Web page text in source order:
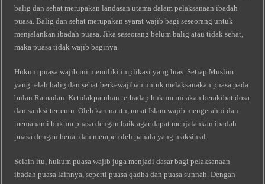
balig dan sehat merupakan landasan utama dalam pelaksanaan ibadah
puasa. Balig dan sehat merupakan syarat wajib bagi seseorang untuk
menjalankan ibadah puasa. Jika seseorang belum balig atau tidak sehat,
maka puasa tidak wajib baginya.
Hukum puasa wajib ini memiliki implikasi yang luas. Setiap Muslim
yang telah balig dan sehat berkewajiban untuk melaksanakan puasa pada
bulan Ramadan. Ketidakpatuhan terhadap hukum ini akan berakibat dosa
dan sanksi tertentu. Oleh karena itu, umat Islam wajib mengetahui dan
memahami hukum puasa dengan baik agar dapat menjalankan ibadah
puasa dengan benar dan memperoleh pahala yang maksimal.
Selain itu, hukum puasa wajib juga menjadi dasar bagi pelaksanaan
ibadah puasa lainnya, seperti puasa qadha dan puasa sunnah. Dengan